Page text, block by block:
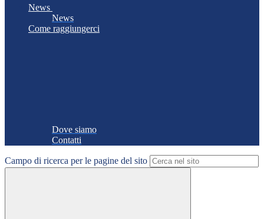
News
News
Come raggiungerci
Dove siamo
Contatti
Campo di ricerca per le pagine del sito